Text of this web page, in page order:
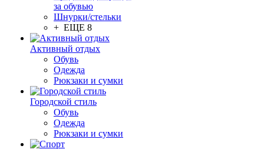
за обувью
Шнурки/стельки
+ ЕЩЕ 8
Активный отдых
Обувь
Одежда
Рюкзаки и сумки
Городской стиль
Обувь
Одежда
Рюкзаки и сумки